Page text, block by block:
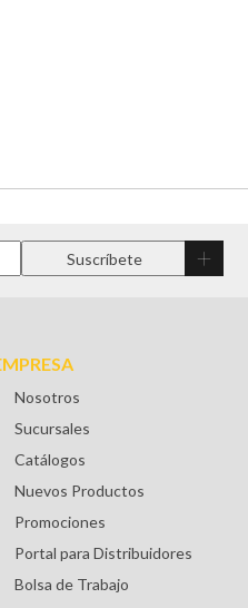
Nosotros
Sucursales
Catálogos
Nuevos Productos
Promociones
Portal para Distribuidores
Bolsa de Trabajo